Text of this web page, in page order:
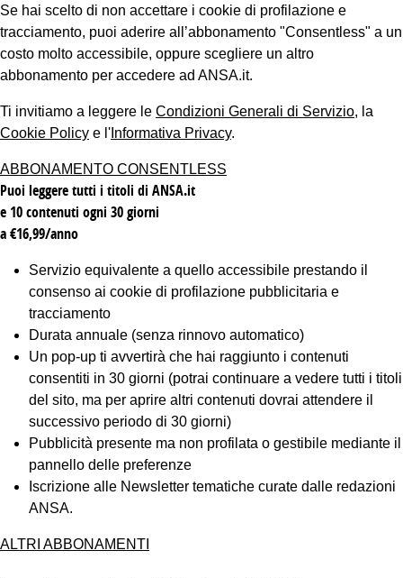
Se hai scelto di non accettare i cookie di profilazione e
tracciamento, puoi aderire all’abbonamento "Consentless" a un
costo molto accessibile, oppure scegliere un altro
abbonamento per accedere ad ANSA.it.
Ti invitiamo a leggere le Condizioni Generali di Servizio, la
Cookie Policy e l' Informativa Privacy.
ABBONAMENTO CONSENTLESS
Puoi leggere tutti i titoli di ANSA.it
e 10 contenuti ogni 30 giorni
a €16,99/anno
Servizio equivalente a quello accessibile prestando il
consenso ai cookie di profilazione pubblicitaria e
tracciamento
Durata annuale (senza rinnovo automatico)
Un pop-up ti avvertirà che hai raggiunto i contenuti
consentiti in 30 giorni (potrai continuare a vedere tutti i titoli
del sito, ma per aprire altri contenuti dovrai attendere il
successivo periodo di 30 giorni)
Pubblicità presente ma non profilata o gestibile mediante il
pannello delle preferenze
Iscrizione alle Newsletter tematiche curate dalle redazioni
ANSA.
ALTRI ABBONAMENTI